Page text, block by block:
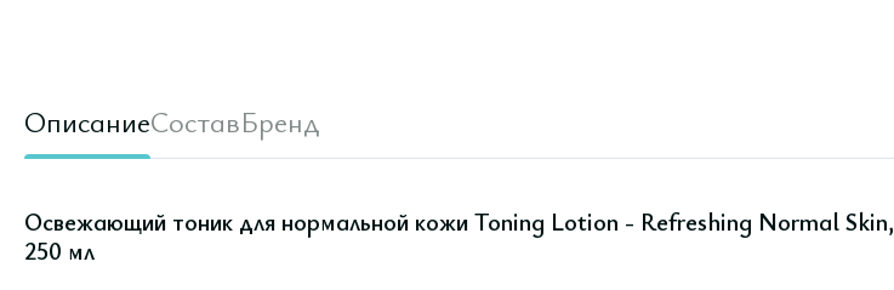
ОписаниеСоставБренд
Освежающий тоник для нормальной кожи Toning Lotion - Refreshing Normal Skin,
250 мл